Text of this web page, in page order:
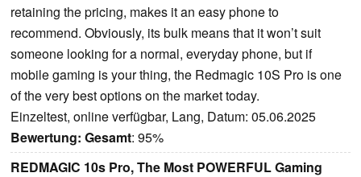
retaining the pricing, makes it an easy phone to
recommend. Obviously, its bulk means that it won’t suit
someone looking for a normal, everyday phone, but if
mobile gaming is your thing, the Redmagic 10S Pro is one
of the very best options on the market today.
Einzeltest, online verfügbar, Lang, Datum: 05.06.2025
Bewertung: Gesamt: 95%
REDMAGIC 10s Pro, The Most POWERFUL Gaming